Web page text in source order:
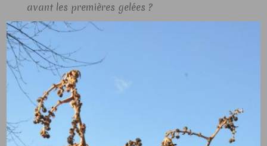
avant les premières gelées ?